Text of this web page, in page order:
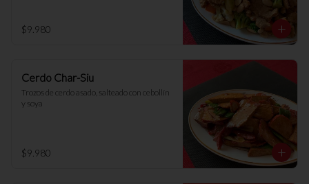
$9.980
Cerdo Char-Siu
Trozos de cerdo asado, salteado con cebollín
y soya
$9.980